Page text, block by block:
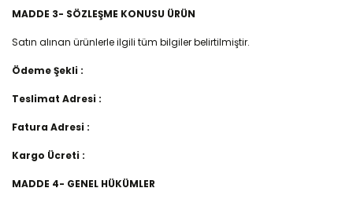
MADDE 3- SÖZLEŞME KONUSU ÜRÜN
Satın alınan ürünlerle ilgili tüm bilgiler belirtilmiştir.
Ödeme Şekli :
Teslimat Adresi :
Fatura Adresi :
Kargo Ücreti :
MADDE 4- GENEL HÜKÜMLER